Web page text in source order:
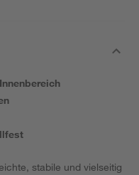
stabile und vielseitig